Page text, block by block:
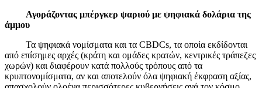
Αγοράζοντας μπέργκερ ψαριού με ψηφιακά δολάρια της
άμμου
Τα ψηφιακά νομίσματα και τα CBDCs, τα οποία εκδίδονται
από επίσημες αρχές (κράτη και ομάδες κρατών, κεντρικές τράπεζες
χωρών) και διαφέρουν κατά πολλούς τρόπους από τα
κρυπτονομίσματα, αν και αποτελούν όλα ψηφιακή έκφραση αξίας,